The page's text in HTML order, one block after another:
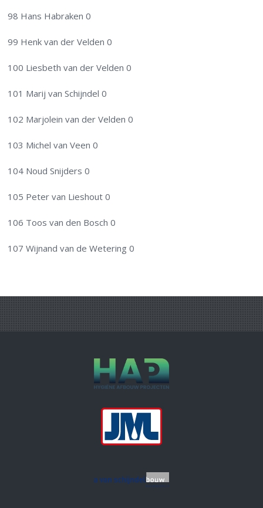
98 Hans Habraken 0
99 Henk van der Velden 0
100 Liesbeth van der Velden 0
101 Marij van Schijndel 0
102 Marjolein van der Velden 0
103 Michel van Veen 0
104 Noud Snijders 0
105 Peter van Lieshout 0
106 Toos van den Bosch 0
107 Wijnand van de Wetering 0